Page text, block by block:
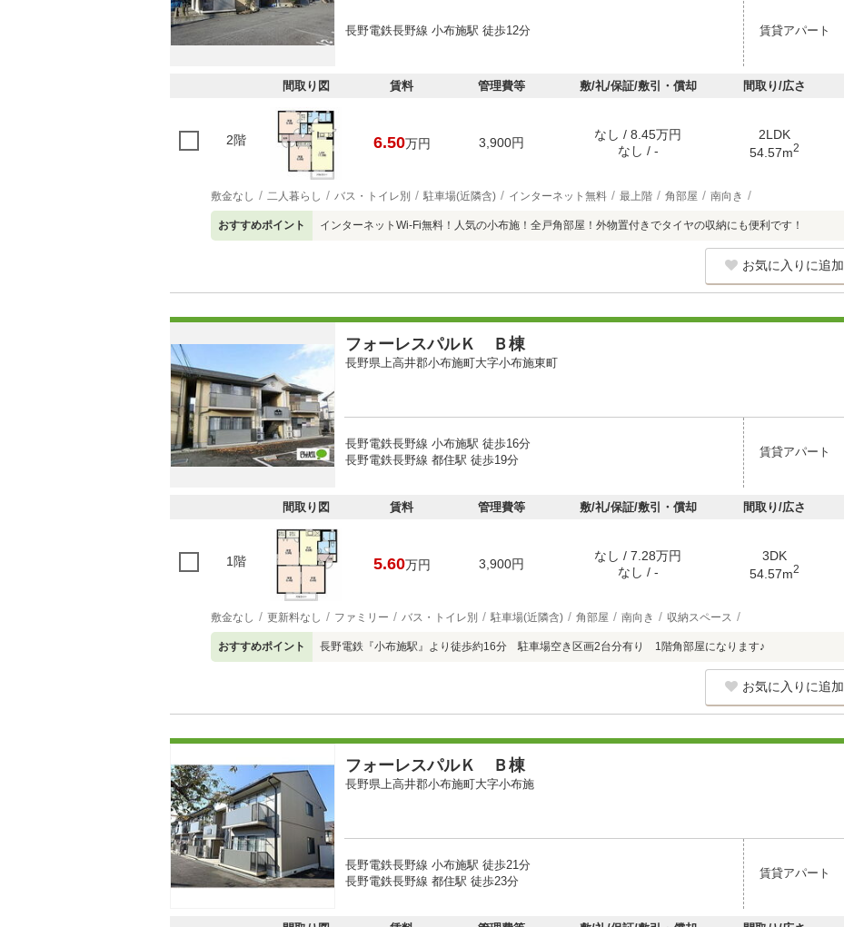
長野電鉄長野線 小布施駅 徒歩12分 賃貸アパート
間取り図 賃料 管理費等 敷/礼/保証/敷引・償却 間取り/広さ
2階 6.50万円 3,900円
なし / 8.45万円
なし / -
2LDK
54.57m2
敷金なし 二人暮らし バス・トイレ別 駐車場(近隣含) インターネット無料 最上階 角部屋 南向き
おすすめポイント インターネットWi-Fi無料！人気の小布施！全戸角部屋！外物置付きでタイヤの収納にも便利です！
お気に入りに追加
フォーレスパルＫ Ｂ棟
長野県上高井郡小布施町大字小布施東町
長野電鉄長野線 小布施駅 徒歩16分
長野電鉄長野線 都住駅 徒歩19分
賃貸アパート
間取り図 賃料 管理費等 敷/礼/保証/敷引・償却 間取り/広さ
1階 5.60万円 3,900円
なし / 7.28万円
なし / -
3DK
54.57m2
敷金なし 更新料なし ファミリー バス・トイレ別 駐車場(近隣含) 角部屋 南向き 収納スペース
おすすめポイント 長野電鉄『小布施駅』より徒歩約16分 駐車場空き区画2台分有り 1階角部屋になります♪
お気に入りに追加
フォーレスパルＫ Ｂ棟
長野県上高井郡小布施町大字小布施
長野電鉄長野線 小布施駅 徒歩21分
長野電鉄長野線 都住駅 徒歩23分
賃貸アパート